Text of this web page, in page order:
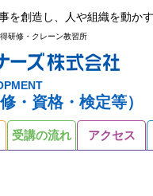
を創造し、人や組織を動か
研修・クレーン教習所
・資格・検定等）
受講の流れ アクセス